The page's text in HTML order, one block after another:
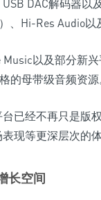
DAC解码器
、Hi-Res Audio以
Music以及部分新
的母带级音频资源
已经不再只是版
现等更深层次的体
长空间